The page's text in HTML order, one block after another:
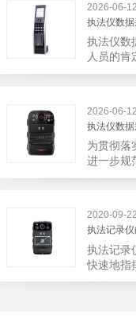
大体只有
其二，安
宁市第二
刀具和一
装安检门
2026-06-12
执法仪数
执法仪数
人员的肯
剑。 执法
备能自动
备具有断
已经上传
分，而没
高速度。
下次直接
集站还具
上传时段
或者报表
理，自动
据的合法
2026-06-12
执法仪数
为贯彻落
进一步规
深入推进
止了双方
站，执法
作站可支
当天使用
它会自动
2020-09-22
执法记录
执法记录
快速地指
也能一目